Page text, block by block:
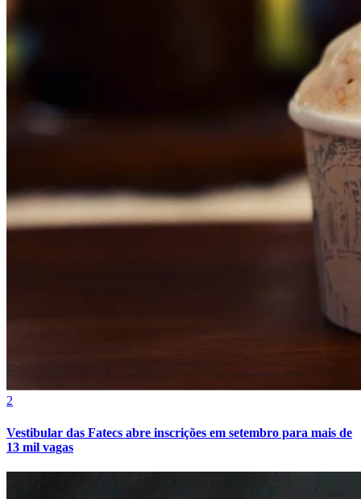
Vasco
2
Vestibular das Fatecs abre inscrições em setembro para mais de
13 mil vagas